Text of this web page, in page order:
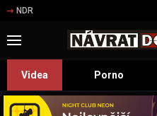
NDR
Videa Porno